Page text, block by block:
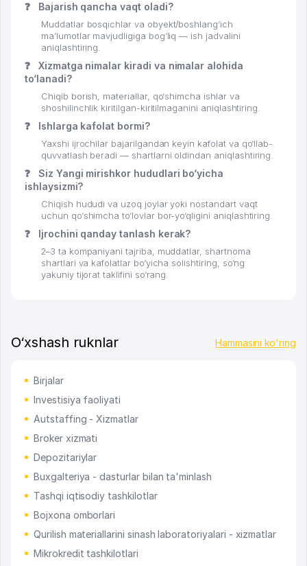
❓ Bajarish qancha vaqt oladi?
Muddatlar bosqichlar va obyekt/boshlang‘ich
ma’lumotlar mavjudligiga bog‘liq — ish jadvalini
aniqlashtiring.
❓
Xizmatga nimalar kiradi va nimalar alohida
to‘lanadi?
Chiqib borish, materiallar, qo‘shimcha ishlar va
shoshilinchlik kiritilgan-kiritilmaganini aniqlashtiring.
❓ Ishlarga kafolat bormi?
Yaxshi ijrochilar bajarilgandan keyin kafolat va qo‘llab-
quvvatlash beradi — shartlarni oldindan aniqlashtiring.
❓
Siz Yangi mirishkor hududlari bo‘yicha
ishlaysizmi?
Chiqish hududi va uzoq joylar yoki nostandart vaqt
uchun qo‘shimcha to‘lovlar bor-yo‘qligini aniqlashtiring.
❓ Ijrochini qanday tanlash kerak?
2–3 ta kompaniyani tajriba, muddatlar, shartnoma
shartlari va kafolatlar bo‘yicha solishtiring, so‘ng
yakuniy tijorat taklifini so‘rang.
O‘xshash ruknlar Hammasini ko'ring
Birjalar
Investisiya faoliyati
Autstaffing - Xizmatlar
Broker xizmati
Depozitariylar
Buxgalteriya - dasturlar bilan ta'minlash
Tashqi iqtisodiy tashkilotlar
Bojxona omborlari
Qurilish materiallarini sinash laboratoriyalari - xizmatlar
Mikrokredit tashkilotlari